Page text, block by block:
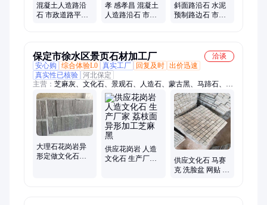
混凝土人造路沿
石 市政道路平石
孝 感孝昌 混凝土
人造路沿石 市政
斜面路沿石 水泥
预制路边石 市政
保定市徐水区景页石材加工厂
洽谈
安心购
综合体验L0 真实工厂 回复及时 出价迅速
真实性已核验 河北保定
主营： 芝麻灰、文化石、景观石、人造石、蒙古黑、马蹄石、黄
金麻、垒墙石、阶梯石、浆砌石、假山石、花岗岩、页岩、千层
石、芝麻白、砌墙石、机切石、沙岩、大理石、蘑菇石、黄锈
石、碎拼石、风景石、火山岩、路牙石、墙石片
大理石花岗岩异
形定做文化石人
供应花岗岩 人造
文化石 生产厂家
供应文化石 马赛
克 洗脸盆 网贴 浪